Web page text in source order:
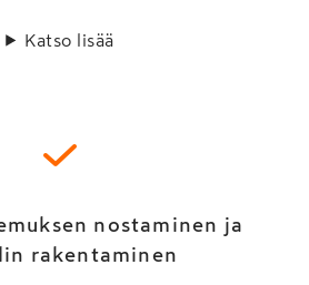
Katso lisää
nostaminen ja
rakentaminen